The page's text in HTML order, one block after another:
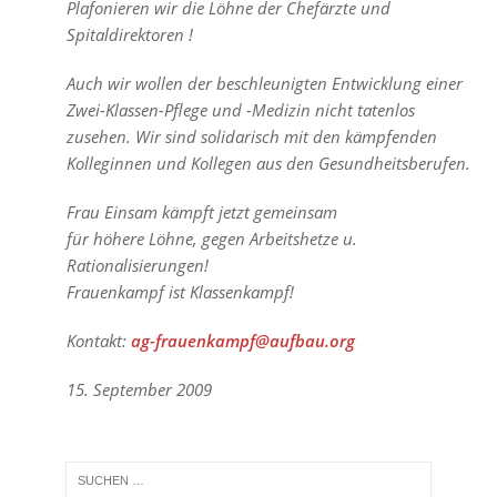
Plafonieren wir die Löhne der Chefärzte und
Spitaldirektoren !
Auch wir wollen der beschleunigten Entwicklung einer
Zwei-Klassen-Pflege und -Medizin nicht tatenlos
zusehen. Wir sind solidarisch mit den kämpfenden
Kolleginnen und Kollegen aus den Gesundheitsberufen.
Frau Einsam kämpft jetzt gemeinsam
für höhere Löhne, gegen Arbeitshetze u.
Rationalisierungen!
Frauenkampf ist Klassenkampf!
Kontakt: ag-frauenkampf@aufbau.org
15. September 2009